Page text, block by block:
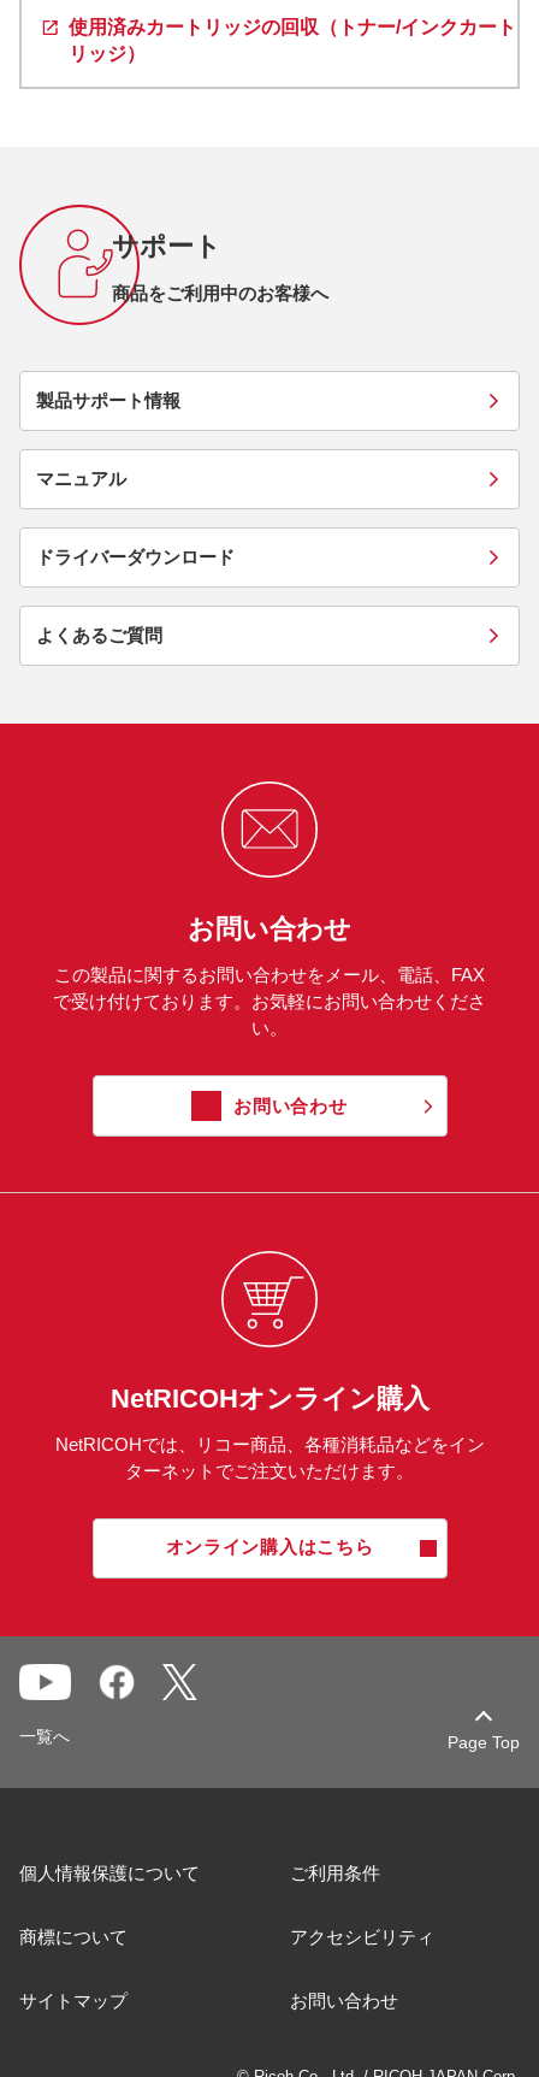
使用済みカートリッジの回収（トナー/インクカート
リッジ）
サポート
商品をご利用中のお客様へ
製品サポート情報
マニュアル
ドライバーダウンロード
よくあるご質問
お問い合わせ
この製品に関するお問い合わせをメール、電話、FAX
で受け付けております。お気軽にお問い合わせくださ
い。
お問い合わせ
NetRICOHオンライン購入
NetRICOHでは、リコー商品、各種消耗品などをイン
ターネットでご注文いただけます。
オンライン購入はこちら
Page Top
一覧へ
個人情報保護について ご利用条件
商標について アクセシビリティ
サイトマップ お問い合わせ